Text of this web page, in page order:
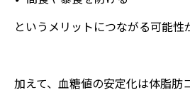
というメリットにつながる可能性
加えて、血糖値の安定化は体脂肪